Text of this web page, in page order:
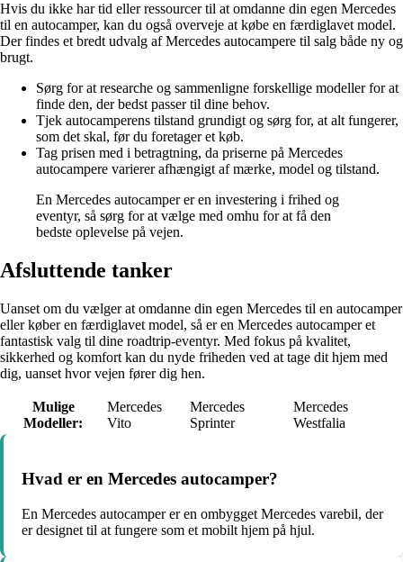
Hvis du ikke har tid eller ressourcer til at omdanne din egen Mercedes
til en autocamper, kan du også overveje at købe en færdiglavet model.
Der findes et bredt udvalg af Mercedes autocampere til salg både ny og
brugt.
Sørg for at researche og sammenligne forskellige modeller for at
finde den, der bedst passer til dine behov.
Tjek autocamperens tilstand grundigt og sørg for, at alt fungerer,
som det skal, før du foretager et køb.
Tag prisen med i betragtning, da priserne på Mercedes
autocampere varierer afhængigt af mærke, model og tilstand.
En Mercedes autocamper er en investering i frihed og
eventyr, så sørg for at vælge med omhu for at få den
bedste oplevelse på vejen.
Afsluttende tanker
Uanset om du vælger at omdanne din egen Mercedes til en autocamper
eller køber en færdiglavet model, så er en Mercedes autocamper et
fantastisk valg til dine roadtrip-eventyr. Med fokus på kvalitet,
sikkerhed og komfort kan du nyde friheden ved at tage dit hjem med
dig, uanset hvor vejen fører dig hen.
Mulige
Modeller:
Mercedes
Vito
Mercedes
Sprinter
Mercedes
Westfalia
Hvad er en Mercedes autocamper?
En Mercedes autocamper er en ombygget Mercedes varebil, der
er designet til at fungere som et mobilt hjem på hjul.